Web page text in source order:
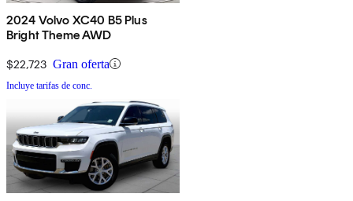
2024 Volvo XC40 B5 Plus
Bright Theme AWD
$22,723 Gran oferta
Incluye tarifas de conc.